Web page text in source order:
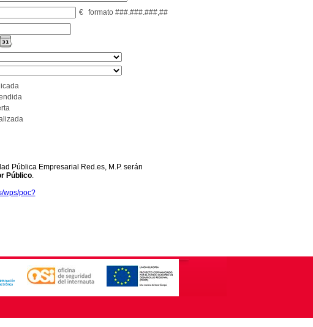
€ formato ###.###.###,##
Pública Empresarial Red.es, M.P. serán
Público.
wps/poc?